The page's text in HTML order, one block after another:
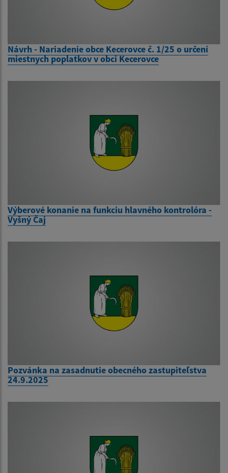
Návrh - Nariadenie obce Kecerovce č. 1/25 o určení
miestnych poplatkov v obci Kecerovce
Výberové konanie na funkciu hlavného kontrolóra -
Vyšný Čaj
Pozvánka na zasadnutie obecného zastupiteľstva
24.9.2025